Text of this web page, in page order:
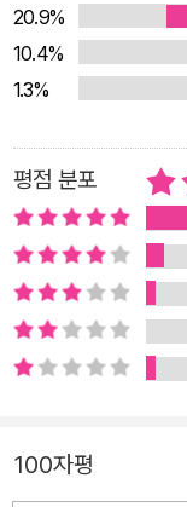
20.9%
10.4%
1.3%
평점 분포
100자평